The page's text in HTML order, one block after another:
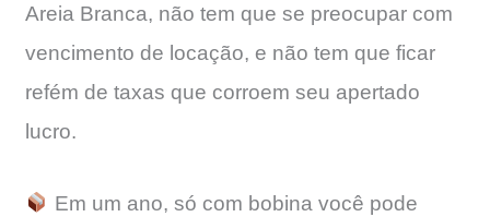
Areia Branca, não tem que se preocupar com
vencimento de locação, e não tem que ficar
refém de taxas que corroem seu apertado
lucro.
Em um ano, só com bobina você pode